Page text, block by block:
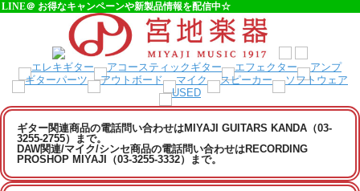
LINE＠ お得なキャンペーンや新製品情報を配信中☆
ギター関連商品の電話問い合わせはMIYAJI GUITARS KANDA（03-
3255-2755）まで。
DAW関連/マイク/シンセ商品の電話問い合わせはRECORDING
PROSHOP MIYAJI（03-3255-3332）まで。